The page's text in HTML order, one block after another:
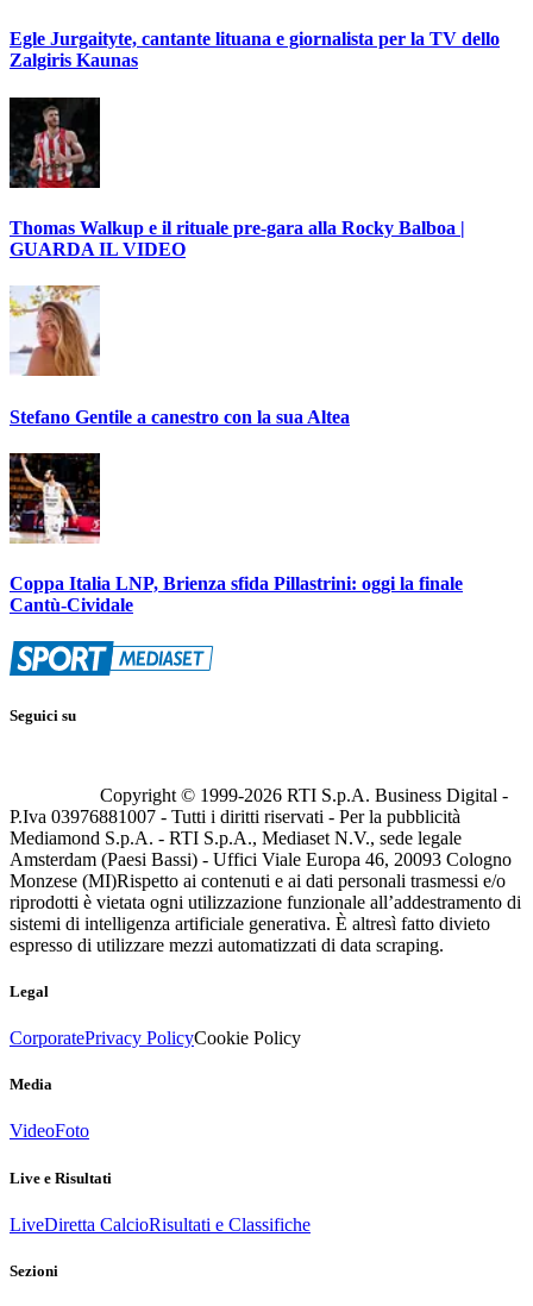
Egle Jurgaityte, cantante lituana e giornalista per la TV dello
Zalgiris Kaunas
Thomas Walkup e il rituale pre-gara alla Rocky Balboa |
GUARDA IL VIDEO
Stefano Gentile a canestro con la sua Altea
Coppa Italia LNP, Brienza sfida Pillastrini: oggi la finale
Cantù-Cividale
Seguici su
Copyright © 1999-2026 RTI S.p.A. Business Digital -
P.Iva 03976881007 - Tutti i diritti riservati - Per la pubblicità
Mediamond S.p.A. - RTI S.p.A., Mediaset N.V., sede legale
Amsterdam (Paesi Bassi) - Uffici Viale Europa 46, 20093 Cologno
Monzese (MI)Rispetto ai contenuti e ai dati personali trasmessi e/o
riprodotti è vietata ogni utilizzazione funzionale all’addestramento di
sistemi di intelligenza artificiale generativa. È altresì fatto divieto
espresso di utilizzare mezzi automatizzati di data scraping.
Legal
CorporatePrivacy PolicyCookie Policy
Media
VideoFoto
Live e Risultati
LiveDiretta CalcioRisultati e Classifiche
Sezioni